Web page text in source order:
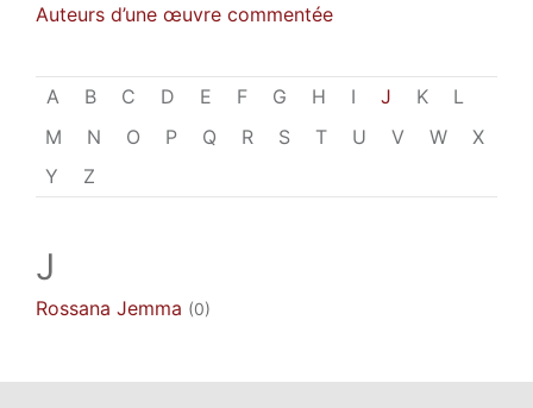
Auteurs d’une œuvre commentée
A B C D E F G H I J K
L
M
N O P Q R S T U V W
X
Y
Z
J
Rossana Jemma (0)